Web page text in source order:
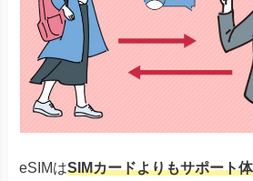
eSIMはSIMカードよりもサポート